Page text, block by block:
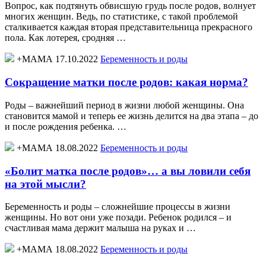
Вопрос, как подтянуть обвисшую грудь после родов, волнует
многих женщин. Ведь, по статистике, с такой проблемой
сталкивается каждая вторая представительница прекрасного
пола. Как лотерея, сродняя …
+МАМА 17.10.2022 Беременность и роды
Сокращение матки после родов: какая норма?
Роды – важнейший период в жизни любой женщины. Она
становится мамой и теперь ее жизнь делится на два этапа – до
и после рождения ребенка. …
+МАМА 18.08.2022 Беременность и роды
«Болит матка после родов»… а вы ловили себя
на этой мысли?
Беременность и роды – сложнейшие процессы в жизни
женщины. Но вот они уже позади. Ребенок родился – и
счастливая мама держит малыша на руках и …
+МАМА 18.08.2022 Беременность и роды